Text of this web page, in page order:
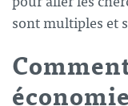
sont multiples et